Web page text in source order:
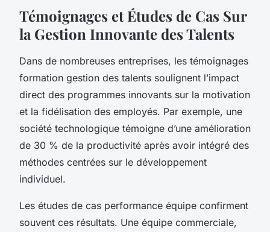
Témoignages et Études de Cas Sur
la Gestion Innovante des Talents
Dans de nombreuses entreprises, les témoignages
formation gestion des talents soulignent l’impact
direct des programmes innovants sur la motivation
et la fidélisation des employés. Par exemple, une
société technologique témoigne d’une amélioration
de 30 % de la productivité après avoir intégré des
méthodes centrées sur le développement
individuel.
Les études de cas performance équipe confirment
souvent ces résultats. Une équipe commerciale,